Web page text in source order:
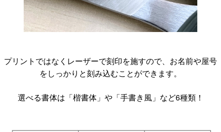
プリントではなくレーザーで刻印を施すので、お名前や屋号
をしっかりと刻み込むことができます。
選べる書体は「楷書体」や「手書き風」など6種類！